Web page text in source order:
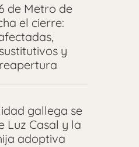
de Metro de
el cierre:
y
gallega se
Luz Casal y la
adoptiva